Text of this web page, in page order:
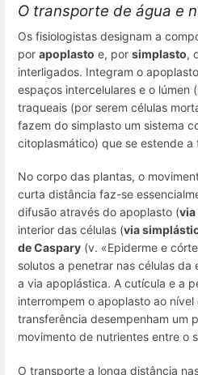
O transporte de água e
Os fisiologistas designam a
por apoplasto e, por simplasto,
interligados. Integram o apoplasto
espaços intercelulares e o lúmen
traqueais (por serem células
fazem do simplasto um sistema
citoplasmático) que se estende a
No corpo das plantas, o
curta distância faz-se
difusão através do apoplasto (via
interior das células (via
de Caspary (v. «Epiderme e
solutos a penetrar nas células
a via apoplástica. A cutícula e a
interrompem o apoplasto ao
transferência desempenham um
movimento de nutrientes entre o
O transporte a longa distância